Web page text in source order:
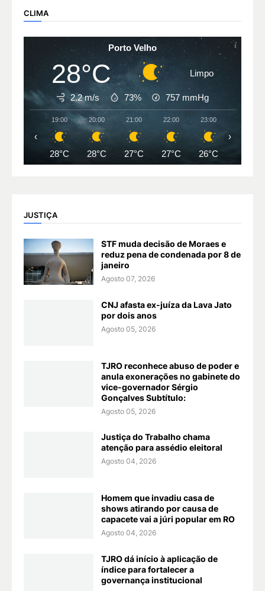
CLIMA
Porto Velho
28°C Limpo
2.2 m/s 73% 757 mmHg
19:00
28°C
20:00
28°C
21:00
27°C
22:00
27°C
23:00
26°C
‹ ›
JUSTIÇA
STF muda decisão de Moraes e
reduz pena de condenada por 8 de
janeiro
Agosto 07, 2026
CNJ afasta ex-juíza da Lava Jato
por dois anos
Agosto 05, 2026
TJRO reconhece abuso de poder e
anula exonerações no gabinete do
vice-governador Sérgio
Gonçalves Subtítulo:
Agosto 05, 2026
Justiça do Trabalho chama
atenção para assédio eleitoral
Agosto 04, 2026
Homem que invadiu casa de
shows atirando por causa de
capacete vai a júri popular em RO
Agosto 04, 2026
TJRO dá início à aplicação de
índice para fortalecer a
governança institucional